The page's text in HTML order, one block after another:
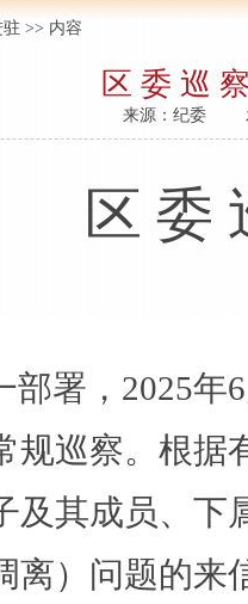
>> 内容
区 委 巡
来源：纪委
区 委
署， 2025年6
规巡察。根据
及其成员、下
离）问题的